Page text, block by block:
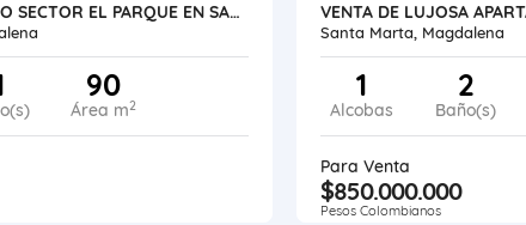
CASA EN ARRIENDO SECTOR EL PARQUE EN SANTA MARTA
90
Área m2
Santa Marta, Magdalena
1
Alcobas
2
Baño(s)
Para Venta
$850.000.000
Pesos Colombianos